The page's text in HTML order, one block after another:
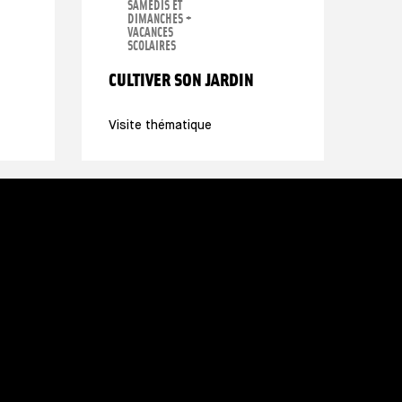
CULTIVER SON JARDIN
Visite thématique
SAMEDIS ET
DIMANCHES +
VACANCES
SCOLAIRES